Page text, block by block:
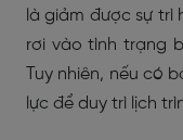
là giảm được sự trì
rơi vào tình trạng
Tuy nhiên, nếu có
lực để duy trì lịch